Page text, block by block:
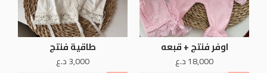
اوفر فنتج + قبعه
18,000 د.ع
طاقية فنتج
3,000 د.ع